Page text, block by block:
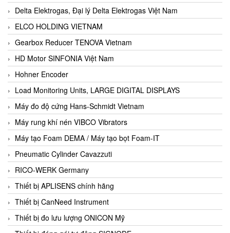
Delta Elektrogas, Đại lý Delta Elektrogas Việt Nam
ELCO HOLDING VIETNAM
Gearbox Reducer TENOVA Vietnam
HD Motor SINFONIA Việt Nam
Hohner Encoder
Load Monitoring Units, LARGE DIGITAL DISPLAYS
Máy đo độ cứng Hans-Schmidt Vietnam
Máy rung khí nén VIBCO Vibrators
Máy tạo Foam DEMA / Máy tạo bọt Foam-IT
Pneumatic Cylinder Cavazzuti
RICO-WERK Germany
Thiết bị APLISENS chính hãng
Thiết bị CanNeed Instrument
Thiết bị đo lưu lượng ONICON Mỹ